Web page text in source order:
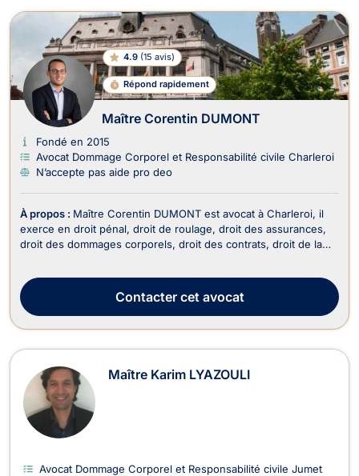
4.9 (15 avis)
Répond rapidement
Maître Corentin DUMONT
Fondé en 2015
Avocat Dommage Corporel et Responsabilité civile Charleroi
N’accepte pas aide pro deo
À propos : Maître Corentin DUMONT est avocat à Charleroi, il
exerce en droit pénal, droit de roulage, droit des assurances,
droit des dommages corporels, droit des contrats, droit de la
procès ou alors...
Contactercet avocat
Maître Karim LYAZOULI
Avocat Dommage Corporel et Responsabilité civile Jumet